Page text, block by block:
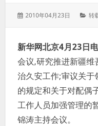
发
2010年04月23日
分
转
新华网北京4月23日电
会议,研究推进新疆维
治久安工作;审议关于
的规定和关于对配偶
工作人员加强管理的
锦涛主持会议。